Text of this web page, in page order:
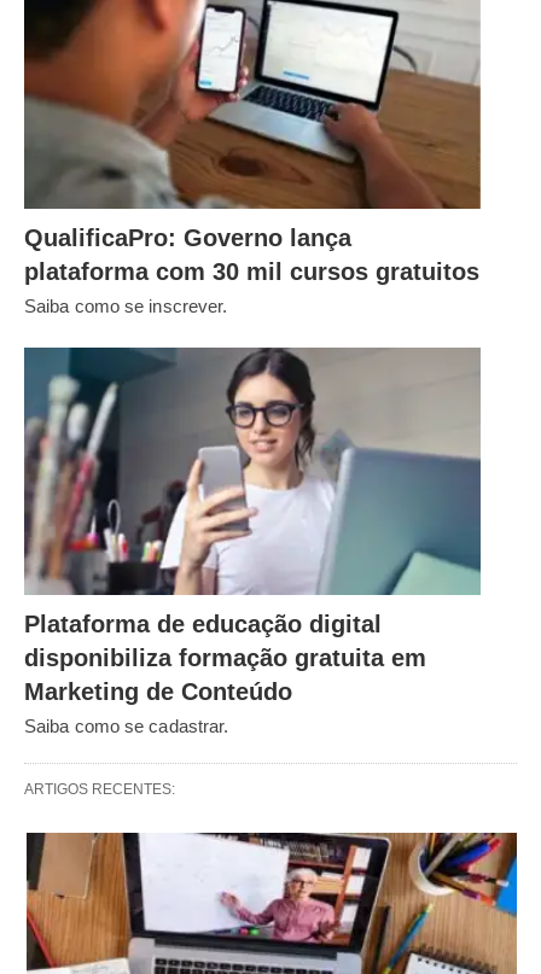
QualificaPro: Governo lança
plataforma com 30 mil cursos gratuitos
Saiba como se inscrever.
Plataforma de educação digital
disponibiliza formação gratuita em
Marketing de Conteúdo
Saiba como se cadastrar.
ARTIGOS RECENTES: